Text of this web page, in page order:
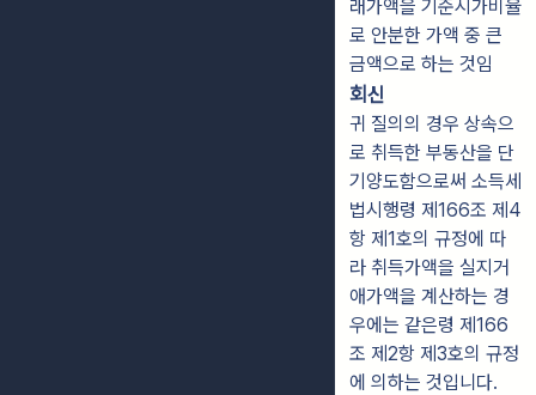
래가액을 기준시가비율
로 안분한 가액 중 큰
금액으로 하는 것임
회신
귀 질의의 경우 상속으
로 취득한 부동산을 단
기양도함으로써 소득세
법시행령 제166조 제4
항 제1호의 규정에 따
라 취득가액을 실지거
애가액을 계산하는 경
우에는 같은령 제166
조 제2항 제3호의 규정
에 의하는 것입니다.